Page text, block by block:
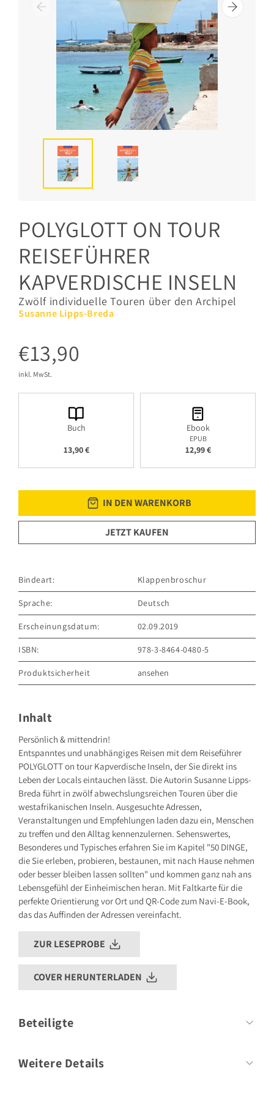
POLYGLOTT ON TOUR
REISEFÜHRER
KAPVERDISCHE INSELN
Zwölf individuelle Touren über den Archipel
Susanne Lipps-Breda
€13,90
inkl. MwSt.
Buch
13,90 €
Ebook
EPUB
12,99 €
IN DEN WARENKORB
JETZT KAUFEN
Bindeart: Klappenbroschur
Sprache: Deutsch
Erscheinungsdatum: 02.09.2019
ISBN: 978-3-8464-0480-5
Produktsicherheit
ansehen
81675 München
Deutschland
Sicherheitshinweis entsprechend Art. 9 Abs. 7 S. 2 derGPSR
entbehrlich
Inhalt
Persönlich & mittendrin!
Entspanntes und unabhängiges Reisen mit dem Reiseführer
POLYGLOTT on tour Kapverdische Inseln, der Sie direkt ins
Leben der Locals eintauchen lässt. Die Autorin Susanne Lipps-
Breda führt in zwölf abwechslungsreichen Touren über die
westafrikanischen Inseln. Ausgesuchte Adressen,
Veranstaltungen und Empfehlungen laden dazu ein, Menschen
zu treffen und den Alltag kennenzulernen. Sehenswertes,
Besonderes und Typisches erfahren Sie im Kapitel "50 DINGE,
die Sie erleben, probieren, bestaunen, mit nach Hause nehmen
oder besser bleiben lassen sollten" und kommen ganz nah ans
Lebensgefühl der Einheimischen heran. Mit Faltkarte für die
perfekte Orientierung vor Ort und QR-Code zum Navi-E-Book,
das das Auffinden der Adressen vereinfacht.
ZUR LESEPROBE
COVER HERUNTERLADEN
Beteiligte
Weitere Details